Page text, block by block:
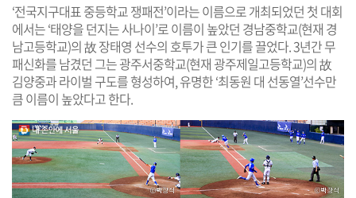
‘전국지구대표 중등학교 쟁패전’이라는 이름으로 개최되었던 첫 대회
에서는 ‘태양을 던지는 사나이’로 이름이 높았던 경남중학교(현재 경
남고등학교)의 故 장태영 선수의 호투가 큰 인기를 끌었다. 3년간 무
패신화를 남겼던 그는 광주서중학교(현재 광주제일고등학교)의 故
김양중과 라이벌 구도를 형성하여, 유명한 ‘최동원 대 선동열’선수만
큼 이름이 높았다고 한다.